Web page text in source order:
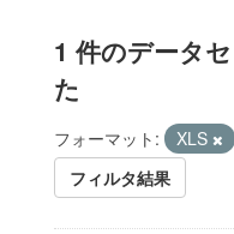
1 件のデータ
た
フォーマット: XLS
フィルタ結果